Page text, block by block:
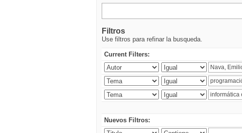
Filtros
Use filtros para refinar la busqueda.
Current Filters:
Nuevos Filtros: